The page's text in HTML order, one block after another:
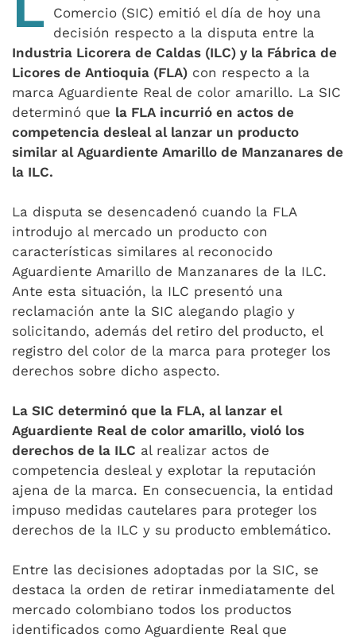
Comercio (SIC) emitió el día de hoy una
decisión respecto a la disputa entre la
Industria Licorera de Caldas (ILC) y la Fábrica de
Licores de Antioquia (FLA) con respecto a la
marca Aguardiente Real de color amarillo. La SIC
determinó que la FLA incurrió en actos de
competencia desleal al lanzar un producto
similar al Aguardiente Amarillo de Manzanares de
la ILC.
La disputa se desencadenó cuando la FLA
introdujo al mercado un producto con
características similares al reconocido
Aguardiente Amarillo de Manzanares de la ILC.
Ante esta situación, la ILC presentó una
reclamación ante la SIC alegando plagio y
solicitando, además del retiro del producto, el
registro del color de la marca para proteger los
derechos sobre dicho aspecto.
La SIC determinó que la FLA, al lanzar el
Aguardiente Real de color amarillo, violó los
derechos de la ILC al realizar actos de
competencia desleal y explotar la reputación
ajena de la marca. En consecuencia, la entidad
impuso medidas cautelares para proteger los
derechos de la ILC y su producto emblemático.
Entre las decisiones adoptadas por la SIC, se
destaca la orden de retirar inmediatamente del
mercado colombiano todos los productos
identificados como Aguardiente Real que